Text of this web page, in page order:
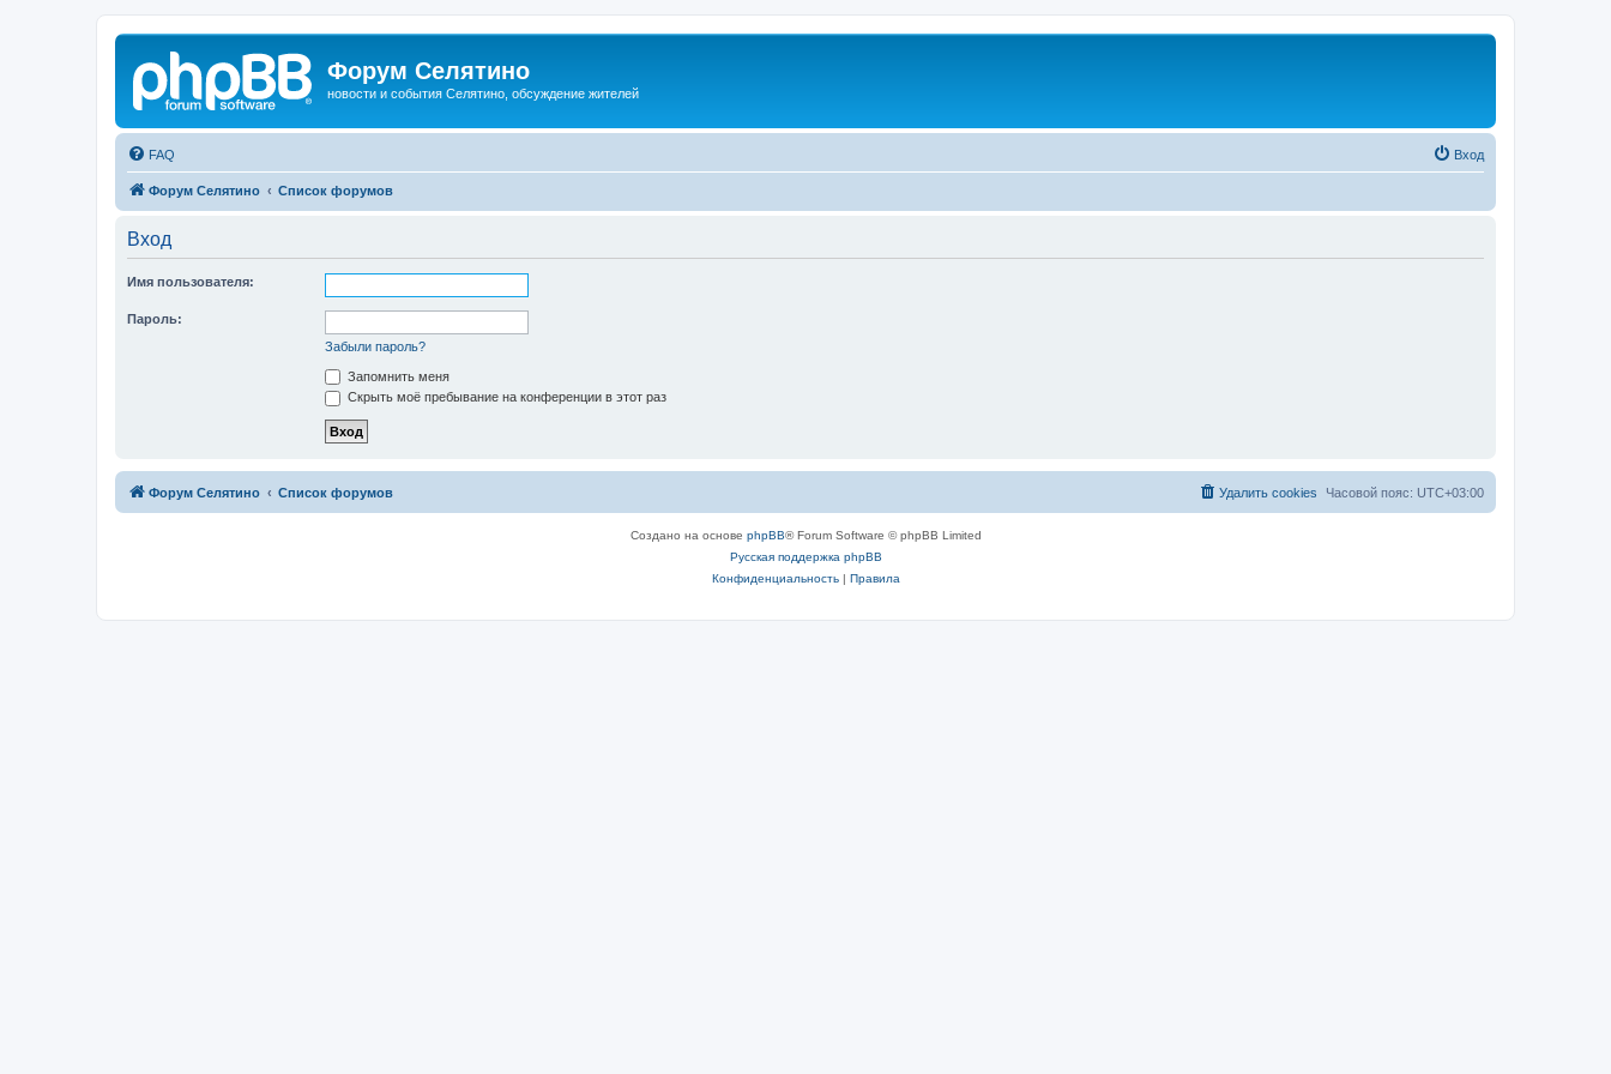
Форум Селятино
новости и события Селятино, обсуждение жителей
FAQ Вход
Форум Селятино Список форумов
Вход
Имя пользователя:
Пароль:
Забыли пароль?
Запомнить меня
Скрыть моё пребывание на конференции в этот раз
Форум Селятино Список форумов Часовой пояс: UTC+03:00
Удалить cookies
Создано на основе phpBB® Forum Software © phpBB Limited
Русская поддержка phpBB
Конфиденциальность| Правила